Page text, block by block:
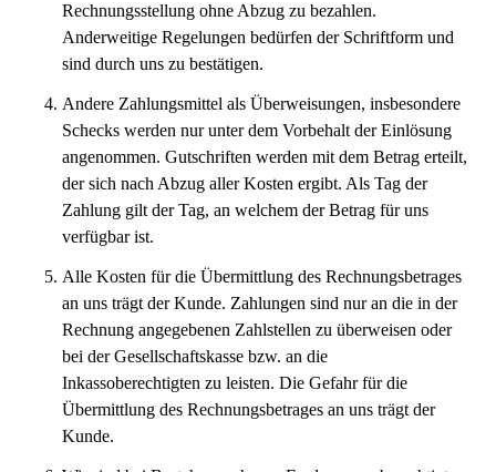
Rechnungsstellung ohne Abzug zu bezahlen.
Anderweitige Regelungen bedürfen der Schriftform und
sind durch uns zu bestätigen.
Andere Zahlungsmittel als Überweisungen, insbesondere
Schecks werden nur unter dem Vorbehalt der Einlösung
angenommen. Gutschriften werden mit dem Betrag erteilt,
der sich nach Abzug aller Kosten ergibt. Als Tag der
Zahlung gilt der Tag, an welchem der Betrag für uns
verfügbar ist.
Alle Kosten für die Übermittlung des Rechnungsbetrages
an uns trägt der Kunde. Zahlungen sind nur an die in der
Rechnung angegebenen Zahlstellen zu überweisen oder
bei der Gesellschaftskasse bzw. an die
Inkassoberechtigten zu leisten. Die Gefahr für die
Übermittlung des Rechnungsbetrages an uns trägt der
Kunde.